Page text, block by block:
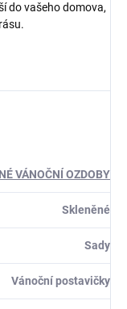
do vašeho domova,
VÁNOČNÍ OZDOBY
Skleněné
Sady
Vánoční postavičky